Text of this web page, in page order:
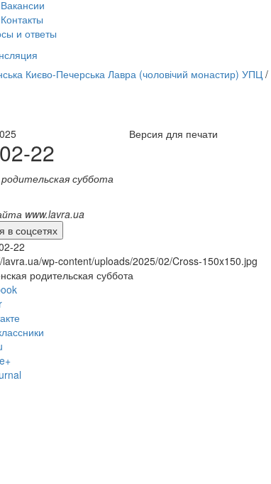
Вакансии
Контакты
и ответы
Києво-Печерська Лавра (чоловічий монастир) УПЦ/
Версия для печати
22
суббота
www.lavra.ua
в соцсетях
22
lavra.ua/wp-content/uploads/2025/02/Cross-150x150.jpg
родительская суббота